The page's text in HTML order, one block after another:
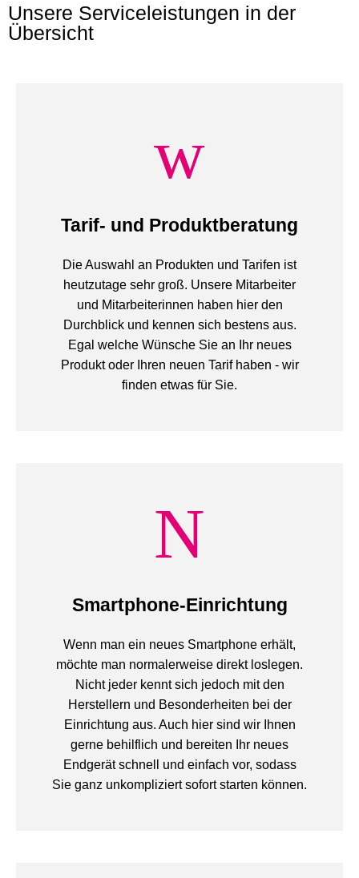
Unsere Serviceleistungen in der
Übersicht
Tarif- und Produktberatung
Die Auswahl an Produkten und Tarifen ist
heutzutage sehr groß. Unsere Mitarbeiter
und Mitarbeiterinnen haben hier den
Durchblick und kennen sich bestens aus.
Egal welche Wünsche Sie an Ihr neues
Produkt oder Ihren neuen Tarif haben - wir
finden etwas für Sie.
Smartphone-Einrichtung
Wenn man ein neues Smartphone erhält,
möchte man normalerweise direkt loslegen.
Nicht jeder kennt sich jedoch mit den
Herstellern und Besonderheiten bei der
Einrichtung aus. Auch hier sind wir Ihnen
gerne behilflich und bereiten Ihr neues
Endgerät schnell und einfach vor, sodass
Sie ganz unkompliziert sofort starten können.